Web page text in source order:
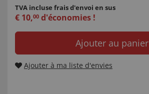
TVA incluse frais d'envoi en sus
€ 10,00 d'économies !
Ajouter au panier
Ajouter à ma liste d'envies